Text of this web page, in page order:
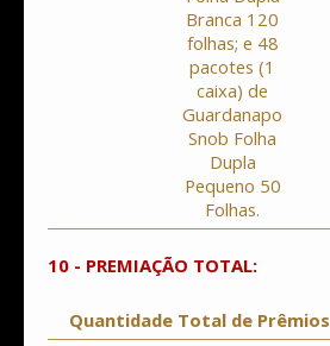
Branca 120
folhas; e 48
pacotes (1
caixa) de
Guardanapo
Snob Folha
Dupla
Pequeno 50
Folhas.
10 - PREMIAÇÃO TOTAL:
Quantidade Total de Prêmios